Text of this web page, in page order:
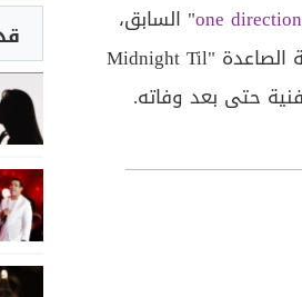
one direction" السابق،
حاضراً في عالم الموسيقى؛ إذ كشف أعضاء الفرقة الشابة الصاعدة "Midnight Til